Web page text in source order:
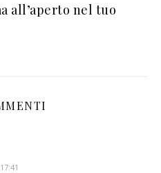
all’aperto nel tuo